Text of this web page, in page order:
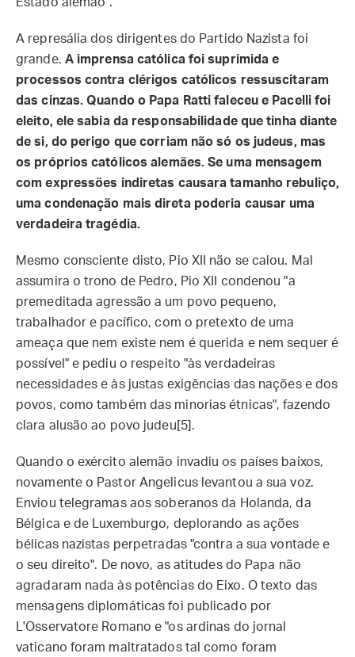
A represália dos dirigentes do Partido Nazista foi
grande. A imprensa católica foi suprimida e
processos contra clérigos católicos ressuscitaram
das cinzas. Quando o Papa Ratti faleceu e Pacelli foi
eleito, ele sabia da responsabilidade que tinha diante
de si, do perigo que corriam não só os judeus, mas
os próprios católicos alemães. Se uma mensagem
com expressões indiretas causara tamanho rebuliço,
uma condenação mais direta poderia causar uma
verdadeira tragédia.
Mesmo consciente disto, Pio XII não se calou. Mal
assumira o trono de Pedro, Pio XII condenou "a
premeditada agressão a um povo pequeno,
trabalhador e pacífico, com o pretexto de uma
ameaça que nem existe nem é querida e nem sequer é
possível" e pediu o respeito "às verdadeiras
necessidades e às justas exigências das nações e dos
povos, como também das minorias étnicas", fazendo
clara alusão ao povo judeu[5].
Quando o exército alemão invadiu os países baixos,
novamente o Pastor Angelicus levantou a sua voz.
Enviou telegramas aos soberanos da Holanda, da
Bélgica e de Luxemburgo, deplorando as ações
bélicas nazistas perpetradas "contra a sua vontade e
o seu direito". De novo, as atitudes do Papa não
agradaram nada às potências do Eixo. O texto das
mensagens diplomáticas foi publicado por
L'Osservatore Romano e "os ardinas do jornal
vaticano foram maltratados tal como foram